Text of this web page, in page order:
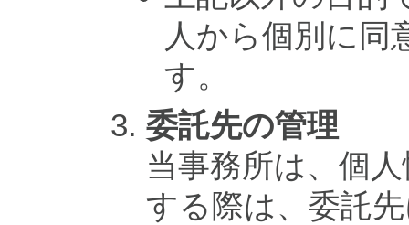
人から個別に同
す。
委託先の管理
当事務所は、個
する際は、委託